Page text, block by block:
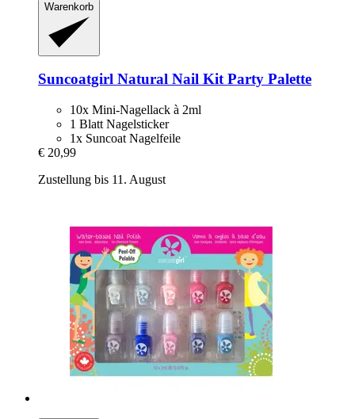
Warenkorb
Suncoatgirl Natural Nail Kit Party Palette
10x Mini-Nagellack à 2ml
1 Blatt Nagelsticker
1x Suncoat Nagelfeile
€ 20,99
Zustellung bis 11. August